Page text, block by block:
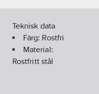
Teknisk data
Färg: Rostfri
Material:
Rostfritt stål